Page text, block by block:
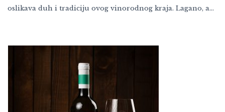
oslikava duh i tradiciju ovog vinorodnog kraja. Lagano, a…